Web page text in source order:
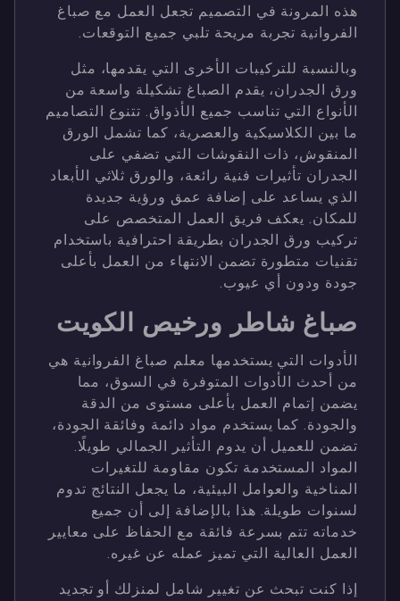
هذه المرونة في التصميم تجعل العمل مع صباغ
الفروانية تجربة مريحة تلبي جميع التوقعات.
وبالنسبة للتركيبات الأخرى التي يقدمها، مثل
ورق الجدران، يقدم الصباغ تشكيلة واسعة من
الأنواع التي تناسب جميع الأذواق. تتنوع التصاميم
ما بين الكلاسيكية والعصرية، كما تشمل الورق
المنقوش، ذات النقوشات التي تضفي على
الجدران تأثيرات فنية رائعة، والورق ثلاثي الأبعاد
الذي يساعد على إضافة عمق ورؤية جديدة
للمكان. يعكف فريق العمل المتخصص على
تركيب ورق الجدران بطريقة احترافية باستخدام
تقنيات متطورة تضمن الانتهاء من العمل بأعلى
جودة ودون أي عيوب.
صباغ شاطر ورخيص الكويت
الأدوات التي يستخدمها معلم صباغ الفروانية هي
من أحدث الأدوات المتوفرة في السوق، مما
يضمن إتمام العمل بأعلى مستوى من الدقة
والجودة. كما يستخدم مواد دائمة وفائقة الجودة،
تضمن للعميل أن يدوم التأثير الجمالي طويلًا.
المواد المستخدمة تكون مقاومة للتغيرات
المناخية والعوامل البيئية، ما يجعل النتائج تدوم
لسنوات طويلة. هذا بالإضافة إلى أن جميع
خدماته تتم بسرعة فائقة مع الحفاظ على معايير
العمل العالية التي تميز عمله عن غيره.
إذا كنت تبحث عن تغيير شامل لمنزلك أو تجديد